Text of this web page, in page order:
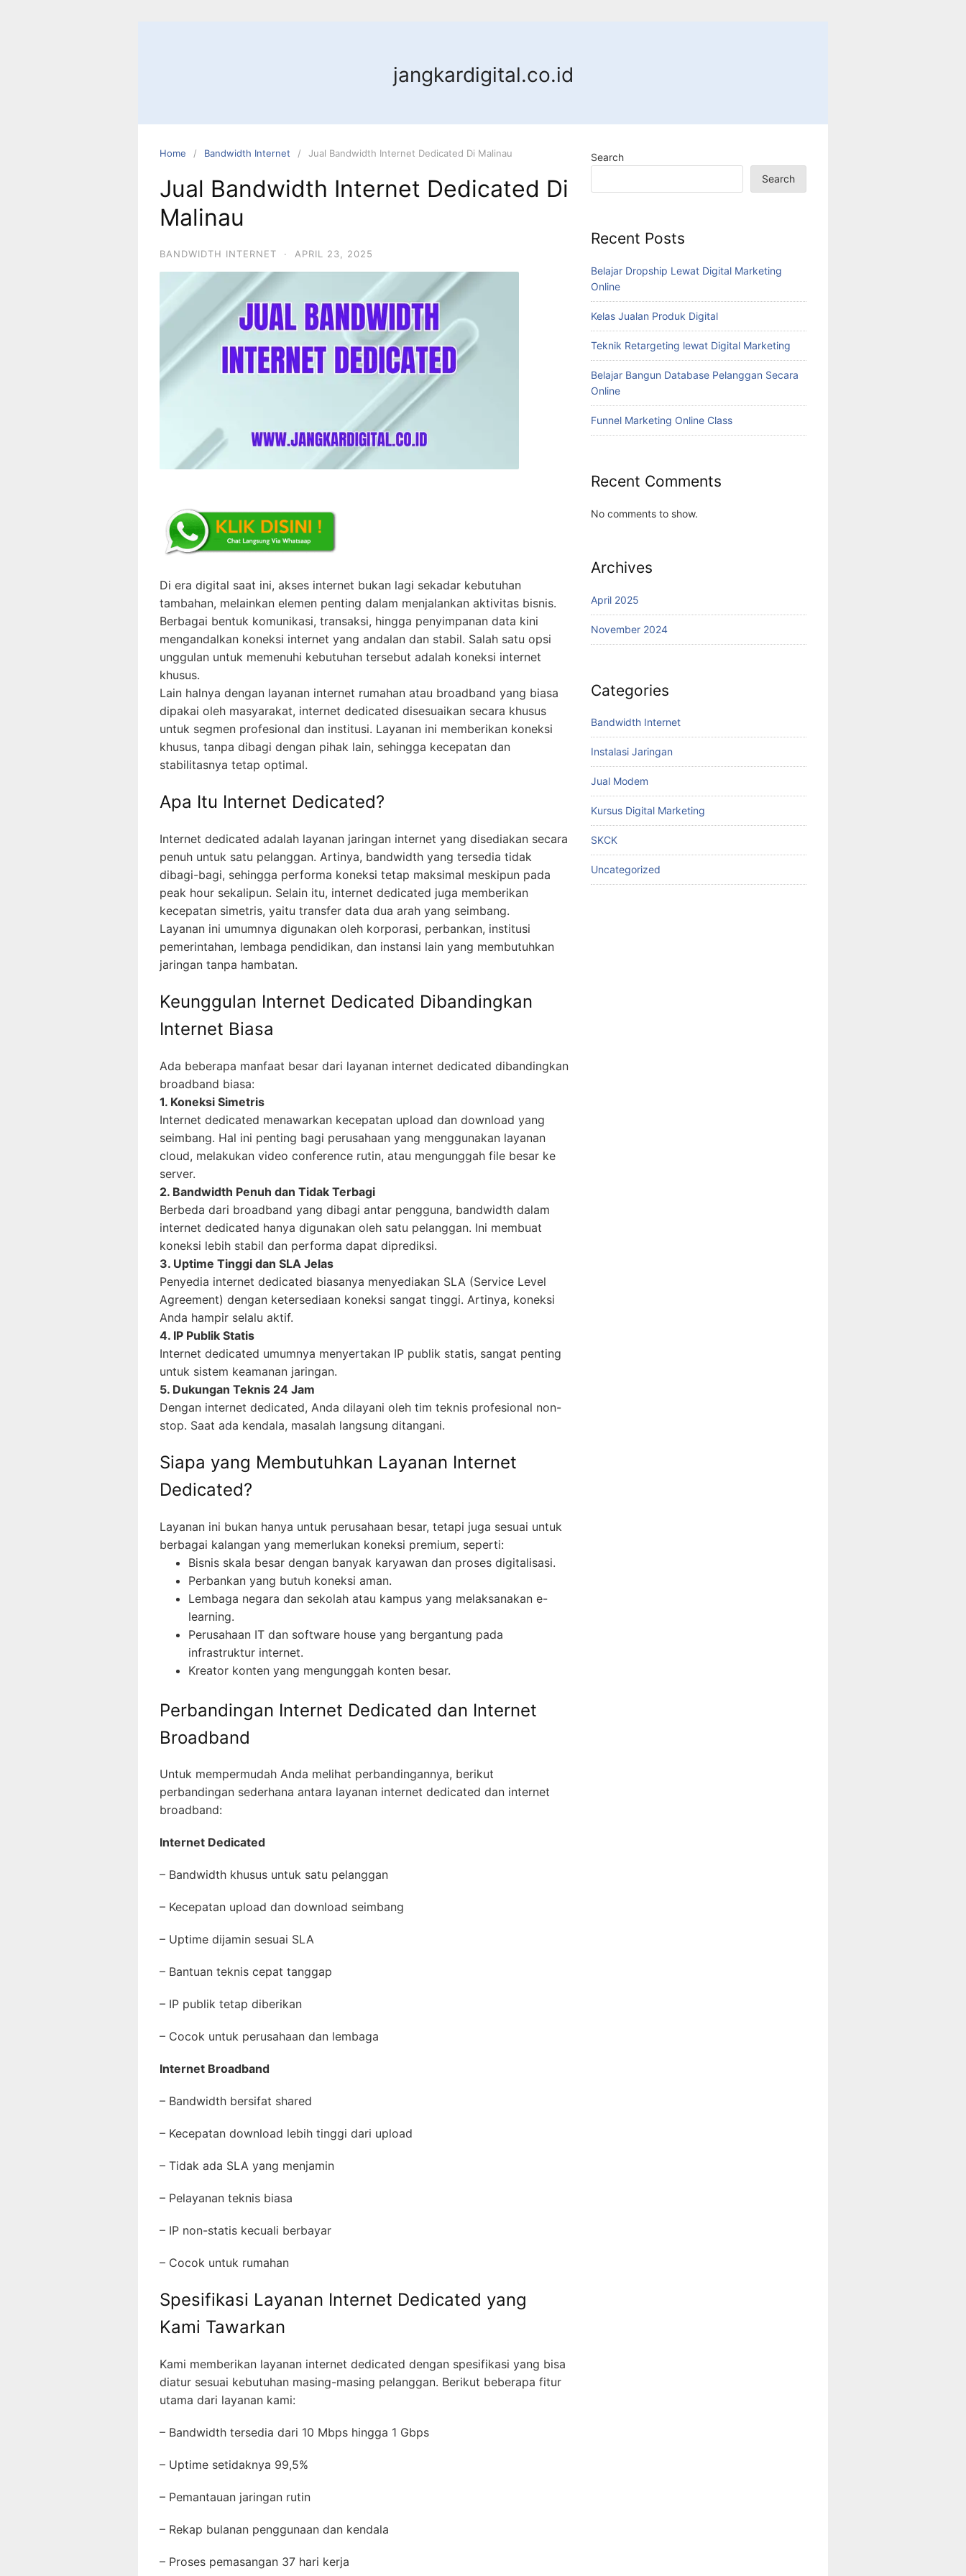
jangkardigital.co.id
Home Bandwidth Internet Jual Bandwidth Internet Dedicated Di Malinau
Jual Bandwidth Internet Dedicated Di
Malinau
BANDWIDTH INTERNET · APRIL 23, 2025
Di era digital saat ini, akses internet bukan lagi sekadar kebutuhan
tambahan, melainkan elemen penting dalam menjalankan aktivitas bisnis.
Berbagai bentuk komunikasi, transaksi, hingga penyimpanan data kini
mengandalkan koneksi internet yang andalan dan stabil. Salah satu opsi
unggulan untuk memenuhi kebutuhan tersebut adalah koneksi internet
khusus.
Lain halnya dengan layanan internet rumahan atau broadband yang biasa
dipakai oleh masyarakat, internet dedicated disesuaikan secara khusus
untuk segmen profesional dan institusi. Layanan ini memberikan koneksi
khusus, tanpa dibagi dengan pihak lain, sehingga kecepatan dan
stabilitasnya tetap optimal.
Apa Itu Internet Dedicated?
Internet dedicated adalah layanan jaringan internet yang disediakan secara
penuh untuk satu pelanggan. Artinya, bandwidth yang tersedia tidak
dibagi-bagi, sehingga performa koneksi tetap maksimal meskipun pada
peak hour sekalipun. Selain itu, internet dedicated juga memberikan
kecepatan simetris, yaitu transfer data dua arah yang seimbang.
Layanan ini umumnya digunakan oleh korporasi, perbankan, institusi
pemerintahan, lembaga pendidikan, dan instansi lain yang membutuhkan
jaringan tanpa hambatan.
Keunggulan Internet Dedicated Dibandingkan
Internet Biasa
Ada beberapa manfaat besar dari layanan internet dedicated dibandingkan
broadband biasa:
1. Koneksi Simetris
Internet dedicated menawarkan kecepatan upload dan download yang
seimbang. Hal ini penting bagi perusahaan yang menggunakan layanan
cloud, melakukan video conference rutin, atau mengunggah file besar ke
server.
2. Bandwidth Penuh dan Tidak Terbagi
Berbeda dari broadband yang dibagi antar pengguna, bandwidth dalam
internet dedicated hanya digunakan oleh satu pelanggan. Ini membuat
koneksi lebih stabil dan performa dapat diprediksi.
3. Uptime Tinggi dan SLA Jelas
Penyedia internet dedicated biasanya menyediakan SLA (Service Level
Agreement) dengan ketersediaan koneksi sangat tinggi. Artinya, koneksi
Anda hampir selalu aktif.
4. IP Publik Statis
Internet dedicated umumnya menyertakan IP publik statis, sangat penting
untuk sistem keamanan jaringan.
5. Dukungan Teknis 24 Jam
Dengan internet dedicated, Anda dilayani oleh tim teknis profesional non-
stop. Saat ada kendala, masalah langsung ditangani.
Siapa yang Membutuhkan Layanan Internet
Dedicated?
Layanan ini bukan hanya untuk perusahaan besar, tetapi juga sesuai untuk
berbagai kalangan yang memerlukan koneksi premium, seperti:
Bisnis skala besar dengan banyak karyawan dan proses digitalisasi.
Perbankan yang butuh koneksi aman.
Lembaga negara dan sekolah atau kampus yang melaksanakan e-
learning.
Perusahaan IT dan software house yang bergantung pada
infrastruktur internet.
Kreator konten yang mengunggah konten besar.
Perbandingan Internet Dedicated dan Internet
Broadband
Untuk mempermudah Anda melihat perbandingannya, berikut
perbandingan sederhana antara layanan internet dedicated dan internet
broadband:
Internet Dedicated
– Bandwidth khusus untuk satu pelanggan
– Kecepatan upload dan download seimbang
– Uptime dijamin sesuai SLA
– Bantuan teknis cepat tanggap
– IP publik tetap diberikan
– Cocok untuk perusahaan dan lembaga
Internet Broadband
– Bandwidth bersifat shared
– Kecepatan download lebih tinggi dari upload
– Tidak ada SLA yang menjamin
– Pelayanan teknis biasa
– IP non-statis kecuali berbayar
– Cocok untuk rumahan
Spesifikasi Layanan Internet Dedicated yang
Kami Tawarkan
Kami memberikan layanan internet dedicated dengan spesifikasi yang bisa
diatur sesuai kebutuhan masing-masing pelanggan. Berikut beberapa fitur
utama dari layanan kami:
– Bandwidth tersedia dari 10 Mbps hingga 1 Gbps
– Uptime setidaknya 99,5%
– Pemantauan jaringan rutin
– Rekap bulanan penggunaan dan kendala
– Proses pemasangan 37 hari kerja
Search
Search
Recent Posts
Belajar Dropship Lewat Digital Marketing
Online
Kelas Jualan Produk Digital
Teknik Retargeting lewat Digital Marketing
Belajar Bangun Database Pelanggan Secara
Online
Funnel Marketing Online Class
Recent Comments
No comments to show.
Archives
April 2025
November 2024
Categories
Bandwidth Internet
Instalasi Jaringan
Jual Modem
Kursus Digital Marketing
SKCK
Uncategorized